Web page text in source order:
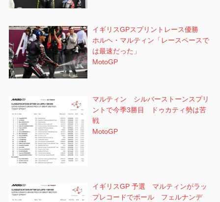
イギリスGPスプリントレース優勝
ホルヘ・マルティン「レースペースで
は最速だった」
MotoGP
マルティン シルバーストーンスプリ
ントで今季3勝目 ドゥカティ勢は苦
戦
MotoGP
イギリスGP 予選 マルティンがラッ
プレコードでポール フェルナンデ